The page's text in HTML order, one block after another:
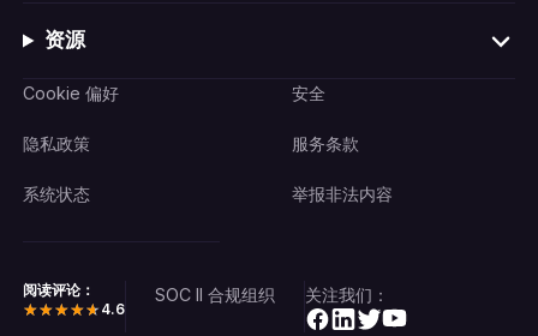
资源
Cookie 偏好 安全
隐私政策 服务条款
系统状态 举报非法内容
阅读评论：
4.6
SOC II 合规组织 关注我们：